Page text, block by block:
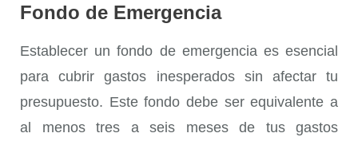
Fondo de Emergencia
Establecer unfondo de emergencia es esencial
para cubrir gastos inesperados sin afectar tu
presupuesto. Este fondo debe ser equivalente a
al menos tres a seis meses de tus gastos